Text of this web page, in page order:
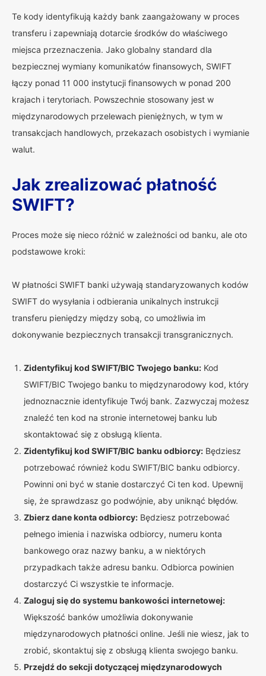
Te kody identyfikują każdy bank zaangażowany w proces
transferu i zapewniają dotarcie środków do właściwego
miejsca przeznaczenia. Jako globalny standard dla
bezpiecznej wymiany komunikatów finansowych, SWIFT
łączy ponad 11 000 instytucji finansowych w ponad 200
krajach i terytoriach. Powszechnie stosowany jest w
międzynarodowych przelewach pieniężnych, w tym w
transakcjach handlowych, przekazach osobistych i wymianie
walut.
Jak zrealizować płatność
SWIFT?
Proces może się nieco różnić w zależności od banku, ale oto
podstawowe kroki:
W płatności SWIFT banki używają standaryzowanych kodów
SWIFT do wysyłania i odbierania unikalnych instrukcji
transferu pieniędzy między sobą, co umożliwia im
dokonywanie bezpiecznych transakcji transgranicznych.
Zidentyfikuj kod SWIFT/BIC Twojego banku: Kod
SWIFT/BIC Twojego banku to międzynarodowy kod, który
jednoznacznie identyfikuje Twój bank. Zazwyczaj możesz
znaleźć ten kod na stronie internetowej banku lub
skontaktować się z obsługą klienta.
Zidentyfikuj kod SWIFT/BIC banku odbiorcy: Będziesz
potrzebować również kodu SWIFT/BIC banku odbiorcy.
Powinni oni być w stanie dostarczyć Ci ten kod. Upewnij
się, że sprawdzasz go podwójnie, aby uniknąć błędów.
Zbierz dane konta odbiorcy: Będziesz potrzebować
pełnego imienia i nazwiska odbiorcy, numeru konta
bankowego oraz nazwy banku, a w niektórych
przypadkach także adresu banku. Odbiorca powinien
dostarczyć Ci wszystkie te informacje.
Zaloguj się do systemu bankowości internetowej:
Większość banków umożliwia dokonywanie
międzynarodowych płatności online. Jeśli nie wiesz, jak to
zrobić, skontaktuj się z obsługą klienta swojego banku.
Przejdź do sekcji dotyczącej międzynarodowych